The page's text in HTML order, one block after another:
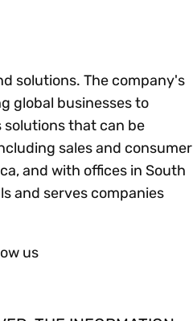
solutions. The company's
global businesses to
that can be
sales and consumer
and with offices in South
and serves companies
us